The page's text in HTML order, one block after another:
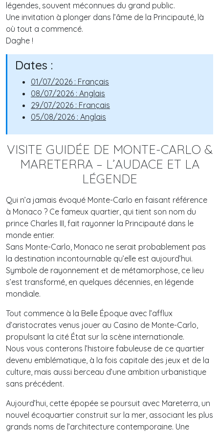
légendes, souvent méconnues du grand public.
Une invitation à plonger dans l’âme de la Principauté, là
où tout a commencé.
Daghe !
Dates :
01/07/2026 : Français
08/07/2026 : Anglais
29/07/2026 : Français
05/08/2026 : Anglais
VISITE GUIDÉE DE MONTE-CARLO &
MARETERRA – L’AUDACE ET LA
LÉGENDE
Qui n’a jamais évoqué Monte-Carlo en faisant référence
à Monaco ? Ce fameux quartier, qui tient son nom du
prince Charles III, fait rayonner la Principauté dans le
monde entier.
Sans Monte-Carlo, Monaco ne serait probablement pas
la destination incontournable qu’elle est aujourd’hui.
Symbole de rayonnement et de métamorphose, ce lieu
s’est transformé, en quelques décennies, en légende
mondiale.
Tout commence à la Belle Époque avec l’afflux
d’aristocrates venus jouer au Casino de Monte-Carlo,
propulsant la cité État sur la scène internationale.
Nous vous conterons l’histoire fabuleuse de ce quartier
devenu emblématique, à la fois capitale des jeux et de la
culture, mais aussi berceau d’une ambition urbanistique
sans précédent.
Aujourd’hui, cette épopée se poursuit avec Mareterra, un
nouvel écoquartier construit sur la mer, associant les plus
grands noms de l’architecture contemporaine. Une